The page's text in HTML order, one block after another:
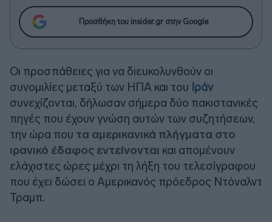
Προσθήκη του insider.gr στην Google
Οι προσπάθειες για να διευκολυνθούν οι
συνομιλίες μεταξύ των ΗΠΑ και του Ιράν
συνεχίζονται, δήλωσαν σήμερα δύο πακιστανικές
πηγές που έχουν γνώση αυτών των συζητήσεων,
την ώρα που τα αμερικανικά πλήγματα στο
ιρανικό έδαφος εντείνονται και απομένουν
ελάχιστες ώρες μέχρι τη λήξη του τελεσίγραφου
που έχει δώσει ο Αμερικανός πρόεδρος Ντόναλντ
Τραμπ.